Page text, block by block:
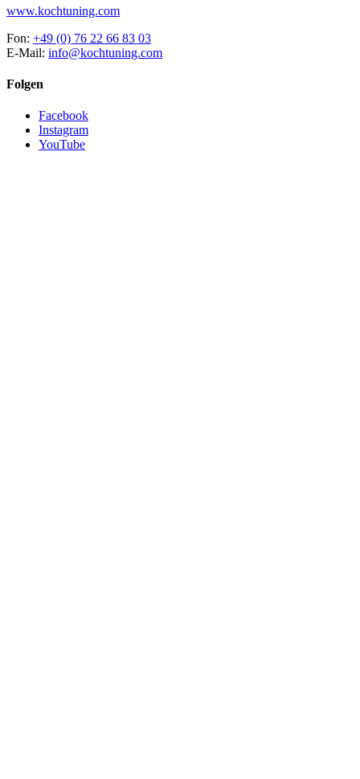
www.kochtuning.com
Fon: +49 (0) 76 22 66 83 03
E-Mail: info@kochtuning.com
Folgen
Facebook
Instagram
YouTube